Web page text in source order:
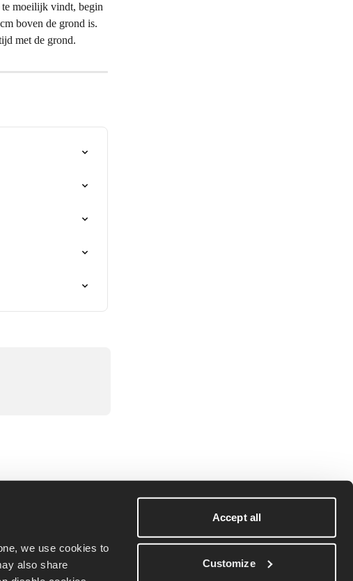
we use cookies to
also share
Accept all
Customize
te moeilijk vindt, begin
boven de grond is.
met de grond.